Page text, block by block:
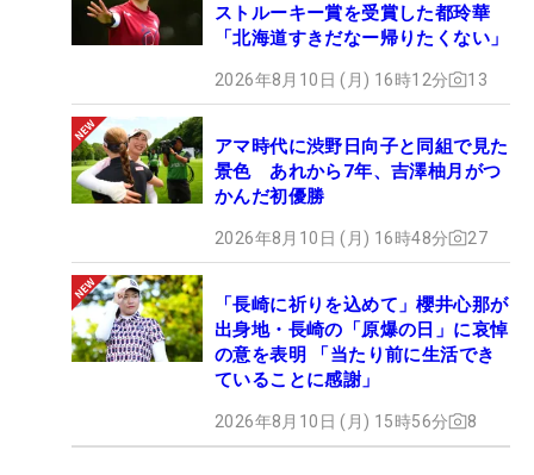
ストルーキー賞を受賞した都玲華
「北海道すきだなー帰りたくない」
2026年8月10日 (月) 16時12分 13
アマ時代に渋野日向子と同組で見た
景色 あれから7年、吉澤柚月がつ
かんだ初優勝
2026年8月10日 (月) 16時48分 27
「長崎に祈りを込めて」櫻井心那が
出身地・長崎の「原爆の日」に哀悼
の意を表明 「当たり前に生活でき
ていることに感謝」
2026年8月10日 (月) 15時56分 8